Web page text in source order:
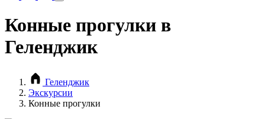
Конные прогулки в
Геленджик
Геленджик
Экскурсии
Конные прогулки